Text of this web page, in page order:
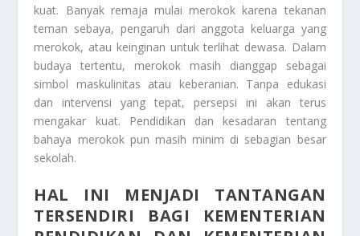
kuat. Banyak remaja mulai merokok karena tekanan
teman sebaya, pengaruh dari anggota keluarga yang
merokok, atau keinginan untuk terlihat dewasa. Dalam
budaya tertentu, merokok masih dianggap sebagai
simbol maskulinitas atau keberanian. Tanpa edukasi
dan intervensi yang tepat, persepsi ini akan terus
mengakar kuat. Pendidikan dan kesadaran tentang
bahaya merokok pun masih minim di sebagian besar
sekolah.
HAL INI MENJADI TANTANGAN
TERSENDIRI BAGI KEMENTERIAN